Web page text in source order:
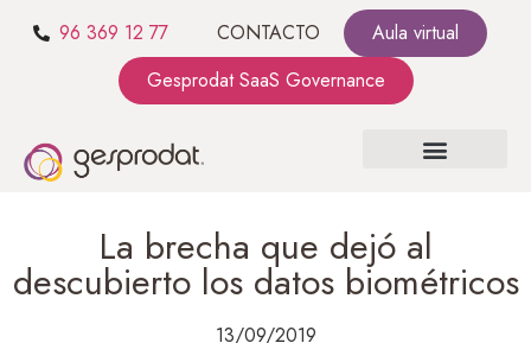
96 369 12 77 CONTACTO
Aula virtual
Gesprodat SaaS Governance
La brecha que dejó al
descubierto los datos biométricos
13/09/2019